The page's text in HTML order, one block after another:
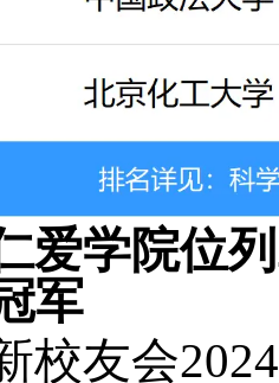
爱学院位
军
校友会